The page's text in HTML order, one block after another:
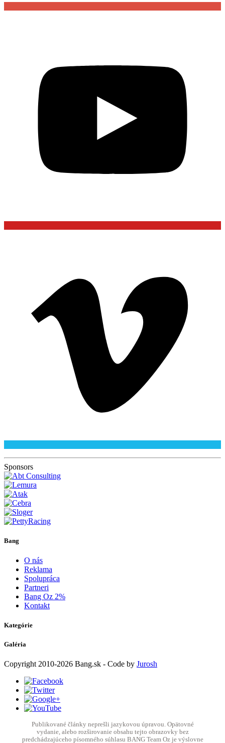
Sponsors
Bang
O nás
Reklama
Spolupráca
Partneri
Bang Oz 2%
Kontakt
Kategórie
Galéria
Copyright 2010-2026 Bang.sk - Code by Jurosh
Publikované články neprešli jazykovou úpravou. Opätovné
vydanie, alebo rozširovanie obsahu tejto obrazovky bez
predchádzajúceho písomného súhlasu BANG Team Oz je výslovne